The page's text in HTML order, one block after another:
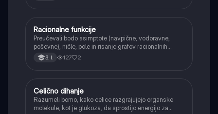
Matematika
Racionalne funkcije
Preučevali bodo asimptote (navpične, vodoravne,
poševne), ničle, pole in risanje grafov racionalnih
funkcij.
3. l. 127 2
Biologija
Celično dihanje
Razumeli bomo, kako celice razgrajujejo organske
molekule, kot je glukoza, da sprostijo energijo za